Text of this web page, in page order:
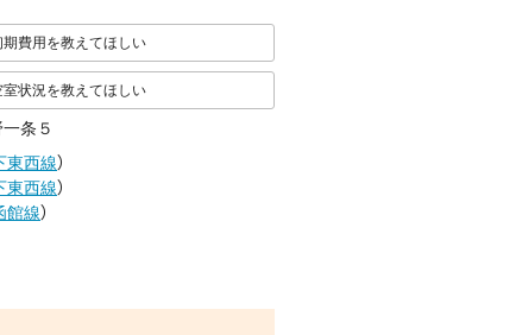
期費用を教えてほしい
室状況を教えてほしい
条５
東西線）
東西線）
館線）